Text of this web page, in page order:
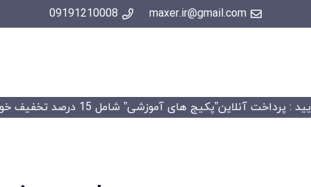
maxer.ir@gmail.com
09191210008
: پرداخت آنلاین”پکیج های آموزشی” شامل 15 درصد تخفیف خواهد شد.